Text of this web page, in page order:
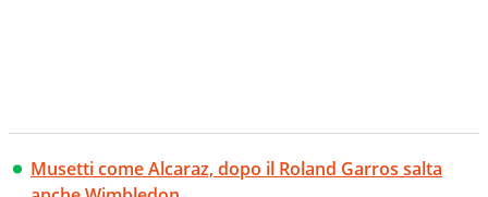
Musetti come Alcaraz, dopo il Roland Garros salta